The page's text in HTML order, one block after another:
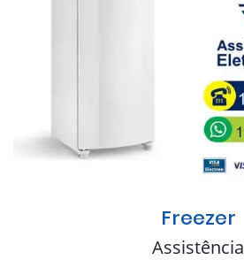
Freezer
Assistência